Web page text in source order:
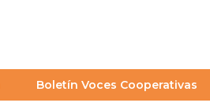
Boletín Voces Cooperativas